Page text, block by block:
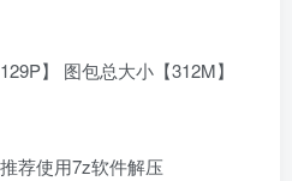
】 图包总大小【312M】
荐使用7z软件解压